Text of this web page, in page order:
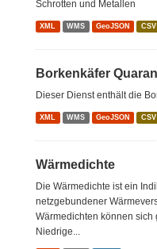
Schrotten und Metallen
XML WMS GeoJSON CSV
Borkenkäfer
Dieser Dienst enthält die
XML WMS GeoJSON CSV
Wärmedichte
Die Wärmedichte ist ein
netzgebundener
Wärmedichten können sich
Niedrige...